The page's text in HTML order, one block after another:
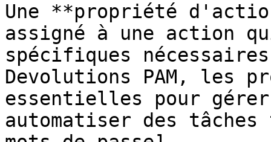
Une **propriété
assigné à une action
spécifiques
Devolutions PAM, les
essentielles pour
automatiser des